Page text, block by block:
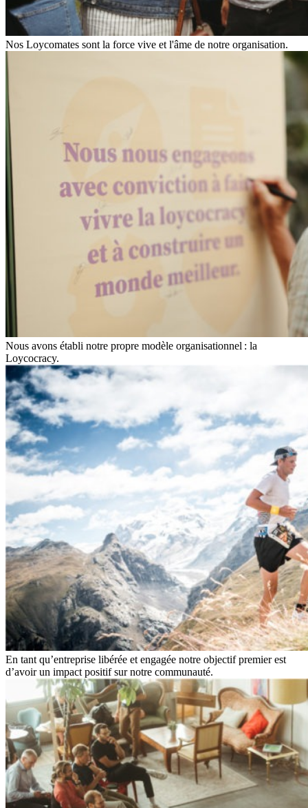
Nos Loycomates sont la force vive et l'âme de notre organisation.
Nous avons établi notre propre modèle organisationnel : la
Loycocracy.
En tant qu’entreprise libérée et engagée notre objectif premier est
d’avoir un impact positif sur notre communauté.